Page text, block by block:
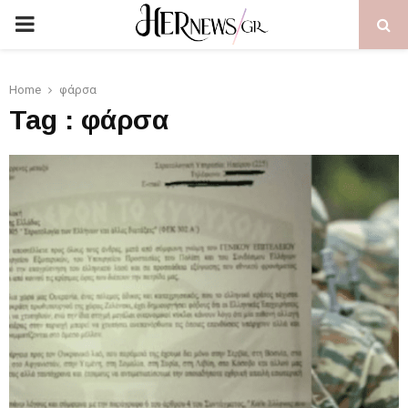
PRIMARY
Home φάρσα
Tag : φάρσα